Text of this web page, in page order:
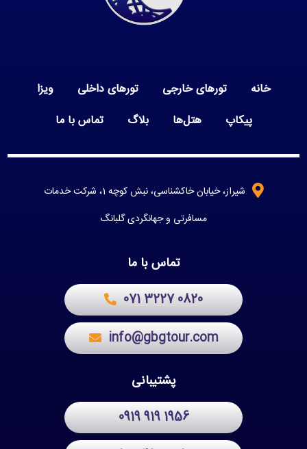
خانه تورهای خارجی تورهای داخلی
ویزا
پیکاپ
هتل‌ها بلاگ تماس با ما
شیراز، خیابان خاکشناسی، نبش کوچه 1، شرکت خدمات
مسافرتی و جهانگردی گلبانگ
تماس با ما
071 3227 0820
info@gbgtour.com
پشتیبانی
0919 919 1956